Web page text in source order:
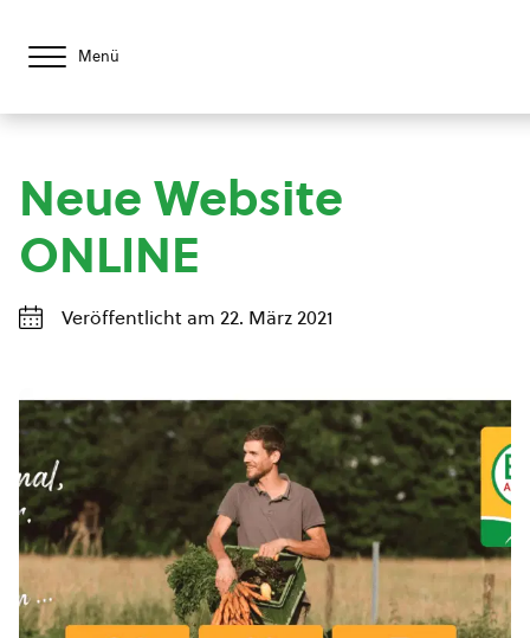
Menü
Neue Website
ONLINE
Veröffentlicht am 22. März 2021